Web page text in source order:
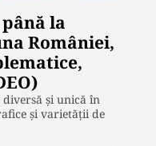
la
României,
și unică în
și varietății de